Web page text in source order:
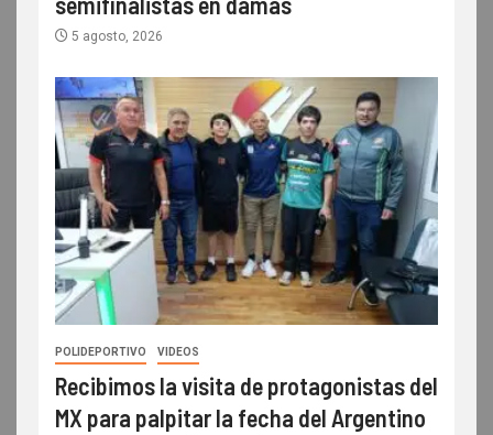
5 agosto, 2026
POLIDEPORTIVO VIDEOS
Recibimos la visita de protagonistas del
MX para palpitar la fecha del Argentino